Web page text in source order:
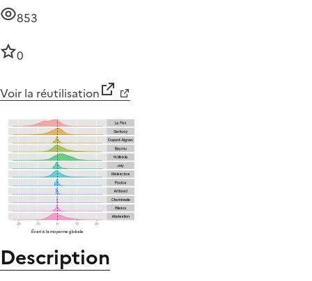
853
0
Voir la réutilisation
Description